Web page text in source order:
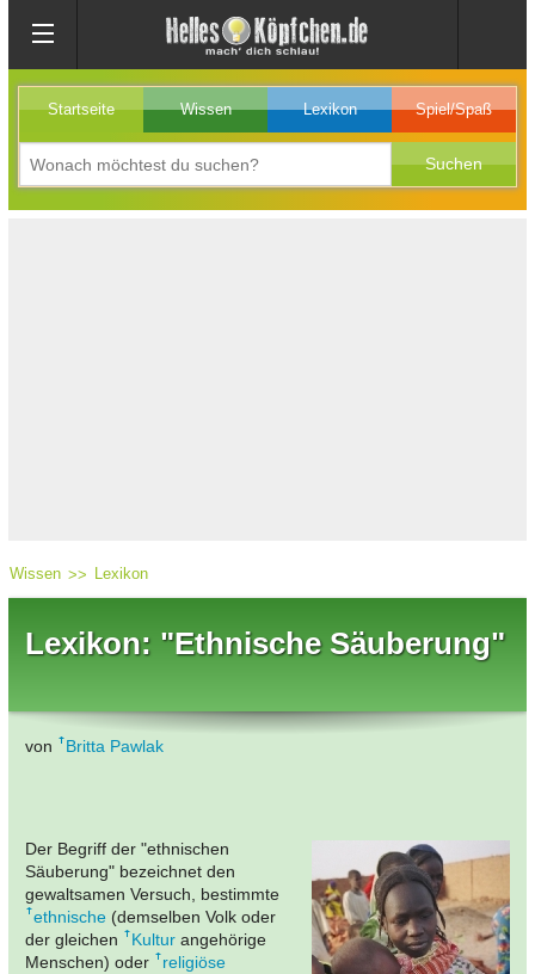
Startseite Wissen Lexikon Spiel/Spaß
Wissen Lexikon
Lexikon: "Ethnische Säuberung"
von Britta Pawlak
Der Begriff der "ethnischen
Säuberung" bezeichnet den
gewaltsamen Versuch, bestimmte
ethnische (demselben Volk oder
der gleichen
Kultur angehörige
Menschen) oder
religiöse